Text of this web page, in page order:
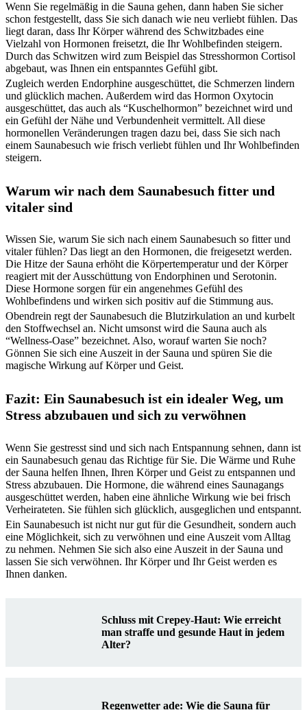
Wenn Sie regelmäßig in die Sauna gehen, dann haben Sie sicher
schon festgestellt, dass Sie sich danach wie neu verliebt fühlen. Das
liegt daran, dass Ihr Körper während des Schwitzbades eine
Vielzahl von Hormonen freisetzt, die Ihr Wohlbefinden steigern.
Durch das Schwitzen wird zum Beispiel das Stresshormon Cortisol
abgebaut, was Ihnen ein entspanntes Gefühl gibt.
Zugleich werden Endorphine ausgeschüttet, die Schmerzen lindern
und glücklich machen. Außerdem wird das Hormon Oxytocin
ausgeschüttet, das auch als “Kuschelhormon” bezeichnet wird und
ein Gefühl der Nähe und Verbundenheit vermittelt. All diese
hormonellen Veränderungen tragen dazu bei, dass Sie sich nach
einem Saunabesuch wie frisch verliebt fühlen und Ihr Wohlbefinden
steigern.
Warum wir nach dem Saunabesuch fitter und
vitaler sind
Wissen Sie, warum Sie sich nach einem Saunabesuch so fitter und
vitaler fühlen? Das liegt an den Hormonen, die freigesetzt werden.
Die Hitze der Sauna erhöht die Körpertemperatur und der Körper
reagiert mit der Ausschüttung von Endorphinen und Serotonin.
Diese Hormone sorgen für ein angenehmes Gefühl des
Wohlbefindens und wirken sich positiv auf die Stimmung aus.
Obendrein regt der Saunabesuch die Blutzirkulation an und kurbelt
den Stoffwechsel an. Nicht umsonst wird die Sauna auch als
“Wellness-Oase” bezeichnet. Also, worauf warten Sie noch?
Gönnen Sie sich eine Auszeit in der Sauna und spüren Sie die
magische Wirkung auf Körper und Geist.
Fazit: Ein Saunabesuch ist ein idealer Weg, um
Stress abzubauen und sich zu verwöhnen
Wenn Sie gestresst sind und sich nach Entspannung sehnen, dann ist
ein Saunabesuch genau das Richtige für Sie. Die Wärme und Ruhe
der Sauna helfen Ihnen, Ihren Körper und Geist zu entspannen und
Stress abzubauen. Die Hormone, die während eines Saunagangs
ausgeschüttet werden, haben eine ähnliche Wirkung wie bei frisch
Verheirateten. Sie fühlen sich glücklich, ausgeglichen und entspannt.
Ein Saunabesuch ist nicht nur gut für die Gesundheit, sondern auch
eine Möglichkeit, sich zu verwöhnen und eine Auszeit vom Alltag
zu nehmen. Nehmen Sie sich also eine Auszeit in der Sauna und
lassen Sie sich verwöhnen. Ihr Körper und Ihr Geist werden es
Ihnen danken.
Schluss mit Crepey-Haut: Wie erreicht
man straffe und gesunde Haut in jedem
Alter?
Regenwetter ade: Wie die Sauna für